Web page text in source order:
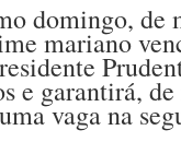
domingo, de
mariano
e garantirá,
vaga na